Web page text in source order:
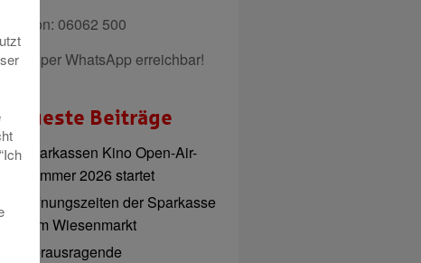
Telefon: 06062 500
Auch per WhatsApp erreichbar!
Neueste Beiträge
Sparkassen Kino Open-Air-
Sommer 2026 startet
Öffnungszeiten der Sparkasse
zum Wiesenmarkt
Herausragende